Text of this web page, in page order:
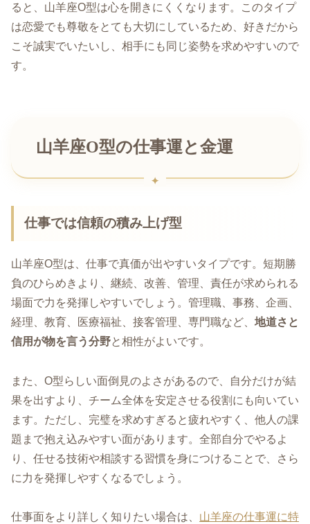
ると、山羊座O型は心を開きにくくなります。このタイプ
は恋愛でも尊敬をとても大切にしているため、好きだから
こそ誠実でいたいし、相手にも同じ姿勢を求めやすいので
す。
山羊座O型の仕事運と金運
仕事では信頼の積み上げ型
山羊座O型は、仕事で真価が出やすいタイプです。短期勝
負のひらめきより、継続、改善、管理、責任が求められる
場面で力を発揮しやすいでしょう。管理職、事務、企画、
経理、教育、医療福祉、接客管理、専門職など、 地道さと
信用が物を言う分野と相性がよいです。
また、O型らしい面倒見のよさがあるので、自分だけが結
果を出すより、チーム全体を安定させる役割にも向いてい
ます。ただし、完璧を求めすぎると疲れやすく、他人の課
題まで抱え込みやすい面があります。全部自分でやるよ
り、任せる技術や相談する習慣を身につけることで、さら
に力を発揮しやすくなるでしょう。
仕事面をより詳しく知りたい場合は、 山羊座の仕事運に特